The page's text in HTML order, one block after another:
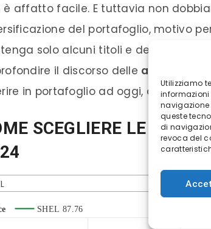
Utilizziamo
informazioni
navigazione
queste
di
revoca del
è affatto facile. E tuttavia non
del portafoglio, motivo
solo alcuni titoli e dei settori più
il discorso delle azioni del
in portafoglio ad oggi, agosto
SCEGLIERE LE
SHEL 87.76